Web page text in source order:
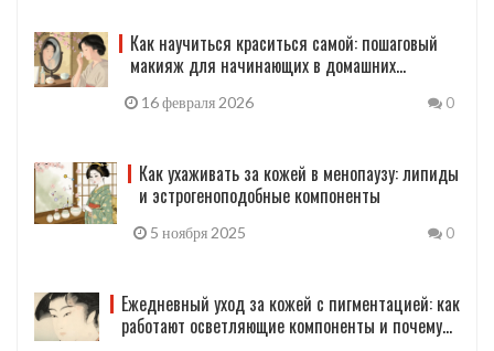
Как научиться краситься самой: пошаговый
макияж для начинающих в домашних
16 февраля 2026 0
Как ухаживать за кожей в менопаузу: липиды
и эстрогеноподобные компоненты
5 ноября 2025 0
Ежедневный уход за кожей с пигментацией: как
работают осветляющие компоненты и почему